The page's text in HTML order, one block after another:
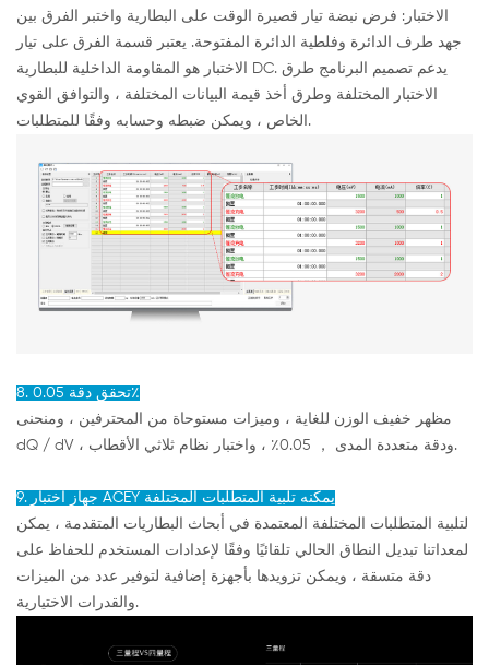
الاختبار: فرض نبضة تيار قصيرة الوقت على البطارية واختبر الفرق بين
جهد طرف الدائرة وفلطية الدائرة المفتوحة. يعتبر قسمة الفرق على تيار
الاختبار هو المقاومة الداخلية للبطارية DC. يدعم تصميم البرنامج طرق
الاختبار المختلفة وطرق أخذ قيمة البيانات المختلفة ، والتوافق القوي
الخاص ، ويمكن ضبطه وحسابه وفقًا للمتطلبات.
8. تحقق دقة 0.05٪
مظهر خفيف الوزن للغاية ، وميزات مستوحاة من المحترفين ، ومنحنى
dQ / dV ، ودقة متعددة المدى ， 0.05٪ ، واختبار نظام ثلاثي الأقطاب.
9. جهاز اختبار ACEY يمكنه تلبية المتطلبات المختلفة
لتلبية المتطلبات المختلفة المعتمدة في أبحاث البطاريات المتقدمة ، يمكن
لمعداتنا تبديل النطاق الحالي تلقائيًا وفقًا لإعدادات المستخدم للحفاظ على
دقة متسقة ، ويمكن تزويدها بأجهزة إضافية لتوفير عدد من الميزات
والقدرات الاختيارية.